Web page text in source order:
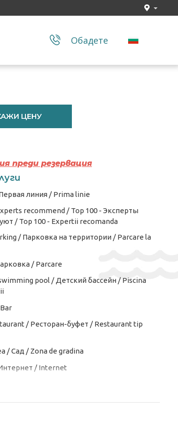
Обадете
ЦЕНУ
преди резервация
линия / Prima linie
recommend / Top 100 - Эксперты
/ Top 100 - Expertii recomanda
/ Парковка на территории / Parcare la
/ Parcare
pool / Детский бассейн / Piscina
/ Ресторан-буфет / Restaurant tip
/ Сад / Zona de gradina
/ Internet
/ Комната для багажа / Camera bagajelor
/ Мебель для улицы / Mobila de